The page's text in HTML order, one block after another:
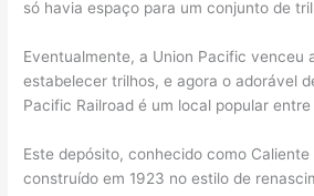
só havia espaço para um conjunto de
Eventualmente, a Union Pacific venceu
estabelecer trilhos, e agora o adorável
Pacific Railroad é um local popular
Este depósito, conhecido como
construído em 1923 no estilo de